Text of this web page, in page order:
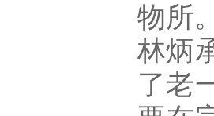
物所
林炳
了老